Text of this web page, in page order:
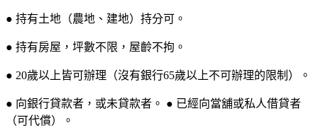
● 持有土地（農地、建地）持分可。
● 持有房屋，坪數不限，屋齡不拘。
● 20歲以上皆可辦理（沒有銀行65歲以上不可辦理的限制）。
● 向銀行貸款者，或未貸款者。 ● 已經向當舖或私人借貸者
（可代償）。